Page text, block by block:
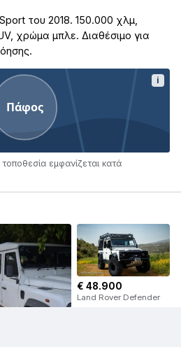
του 2018. 150.000 χλμ,
χρώμα μπλε. Διαθέσιμο για
Πάφος
i
τοποθεσία εμφανίζεται κατά
€ 48.900
Land Rover Defender